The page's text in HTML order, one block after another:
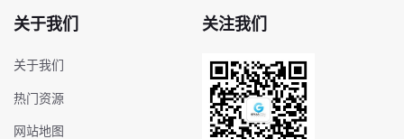
关于我们
关于我们
热门资源
网站地图
关注我们